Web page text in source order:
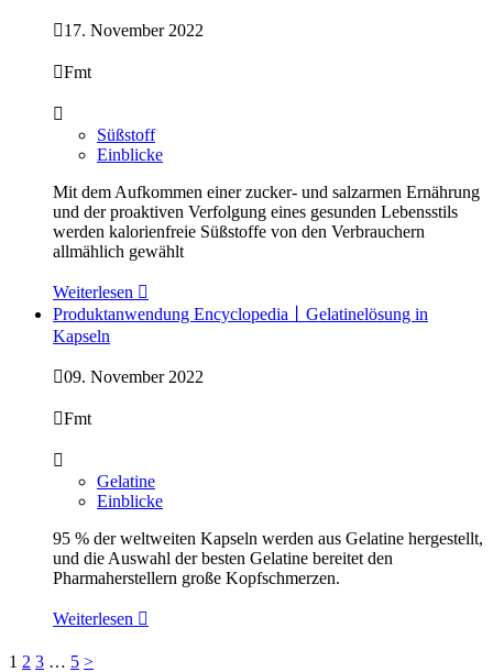
17. November 2022
Fmt

Süßstoff
Einblicke
Mit dem Aufkommen einer zucker- und salzarmen Ernährung
und der proaktiven Verfolgung eines gesunden Lebensstils
werden kalorienfreie Süßstoffe von den Verbrauchern
allmählich gewählt
Weiterlesen 
Produktanwendung Encyclopedia丨Gelatinelösung in
Kapseln
09. November 2022
Fmt

Gelatine
Einblicke
95 % der weltweiten Kapseln werden aus Gelatine hergestellt,
und die Auswahl der besten Gelatine bereitet den
Pharmaherstellern große Kopfschmerzen.
Weiterlesen 
1 2 3 … 5 >